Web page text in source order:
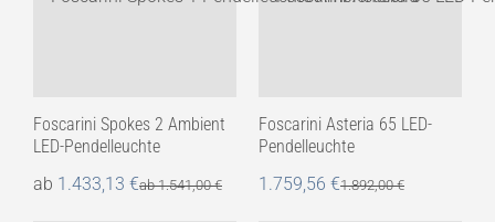
Foscarini Spokes 2 Ambient
LED-Pendelleuchte
ab 1.433,13 €ab1.541,00€
Foscarini Asteria 65 LED-
Pendelleuchte
1.759,56 €1.892,00€